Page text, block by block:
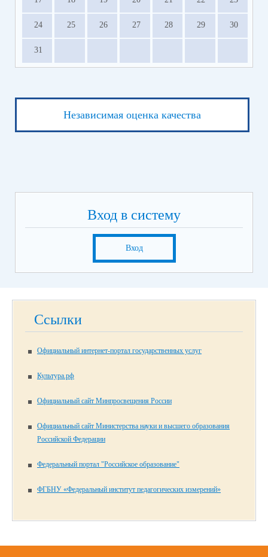
24 25 26 27 28 29 30
31
Независимая оценка качества
Вход в систему
Вход
Ссылки
Официальный интернет-портал государственных услуг
Культура.рф
Официальный сайт Минпросвещения России
Официальный сайт Министерства науки и высшего образования
Российской Федерации
Федеральный портал "Российское образование"
ФГБНУ «Федеральный институт педагогических измерений»